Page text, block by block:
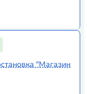
"Магазин